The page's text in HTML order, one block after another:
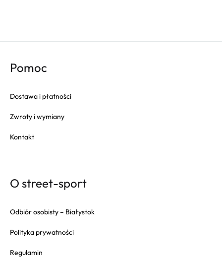
Pomoc
Dostawa i płatności
Zwroty i wymiany
Kontakt
O street-sport
Odbiór osobisty – Białystok
Polityka prywatności
Regulamin